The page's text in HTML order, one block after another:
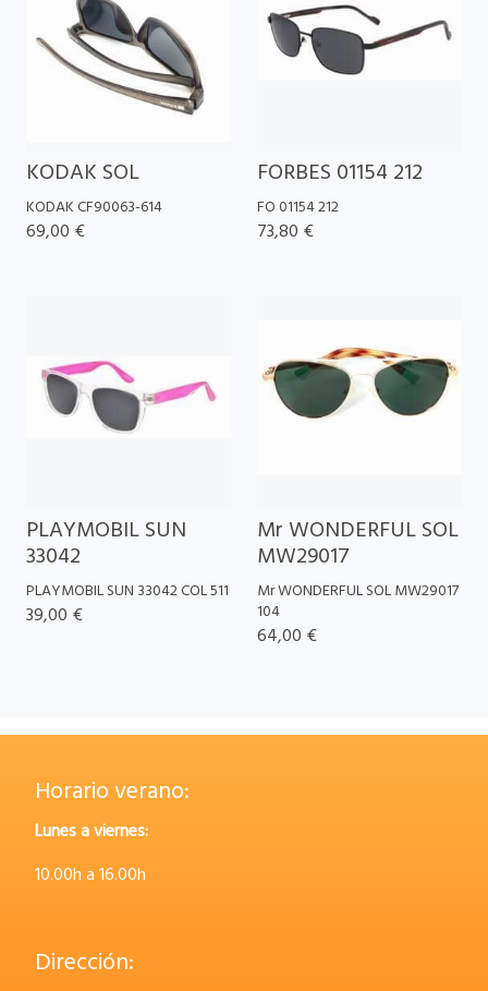
KODAK SOL
KODAK CF90063-614
69,00 €
FORBES 01154 212
FO 01154 212
73,80 €
PLAYMOBIL SUN
33042
PLAYMOBIL SUN 33042 COL 511
39,00 €
Mr WONDERFUL SOL
MW29017
Mr WONDERFUL SOL MW29017
104
64,00 €
Horario verano:
Lunes a viernes:
10.00h a 16.00h
Dirección: